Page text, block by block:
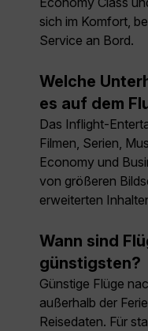
sich im Komfort,
Service an Bord.
Welche
es auf dem
Das Inflight-
Filmen, Serien,
Economy und
von größeren
erweiterten
Wann sind
günstigsten?
Günstige Flüge
außerhalb der
Reisedaten. Für